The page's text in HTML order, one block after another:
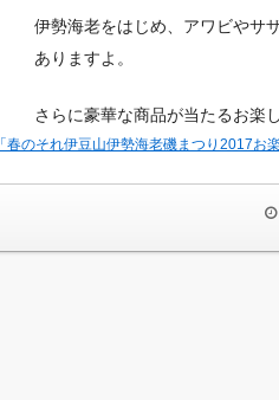
伊勢海老をはじめ、アワビやサ
ありますよ。
さらに豪華な商品が当たるお楽
「春のそれ伊豆山伊勢海老磯まつり2017